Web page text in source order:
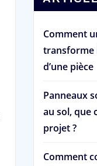
Comment
transforme
d’une pièce
Panneaux
au sol, que
projet ?
Comment